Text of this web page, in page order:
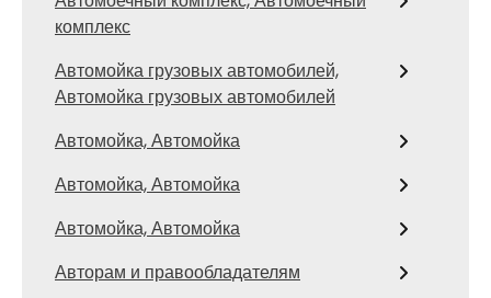
комплекс
Автомойка грузовых автомобилей,
Автомойка грузовых автомобилей
Автомойка, Автомойка
Автомойка, Автомойка
Автомойка, Автомойка
Авторам и правообладателям